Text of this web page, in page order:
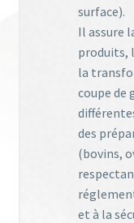
surface).
Il assure
produits,
la
coupe de
des
(bovins,
et à la